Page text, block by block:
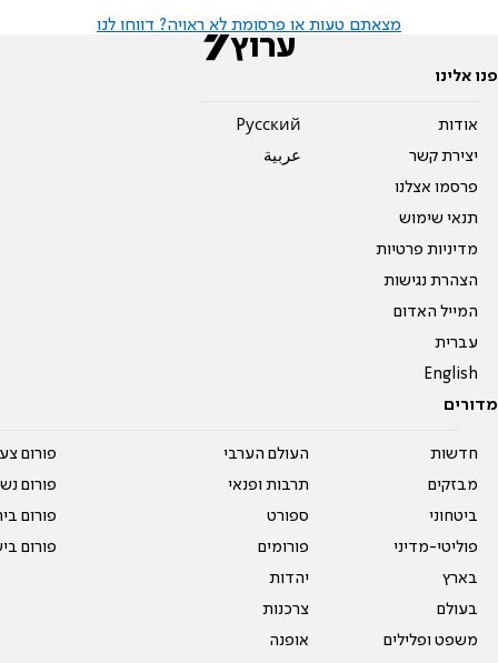
מצאתם טעות או פרסומת לא ראויה? דווחו לנו
פנו אלינו
אודות
יצירת קשר
פרסמו אצלנו
תנאי שימוש
מדיניות פרטיות
הצהרת נגישות
המייל האדום
עברית
English
Pусский
عربية
מדורים
חדשות
מבזקים
ביטחוני
פוליטי-מדיני
בארץ
בעולם
משפט ופלילים
העולם הערבי
תרבות ופנאי
ספורט
פורומים
יהדות
צרכנות
אופנה
פורום
פורום
פורום
פורום